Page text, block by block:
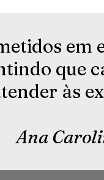
em
que
às
Ana